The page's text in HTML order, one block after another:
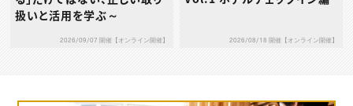
扱いと活用を学ぶ～
2026/09/07 開催【オンライン開催】 2026/08/18 開催【オンライン開催】